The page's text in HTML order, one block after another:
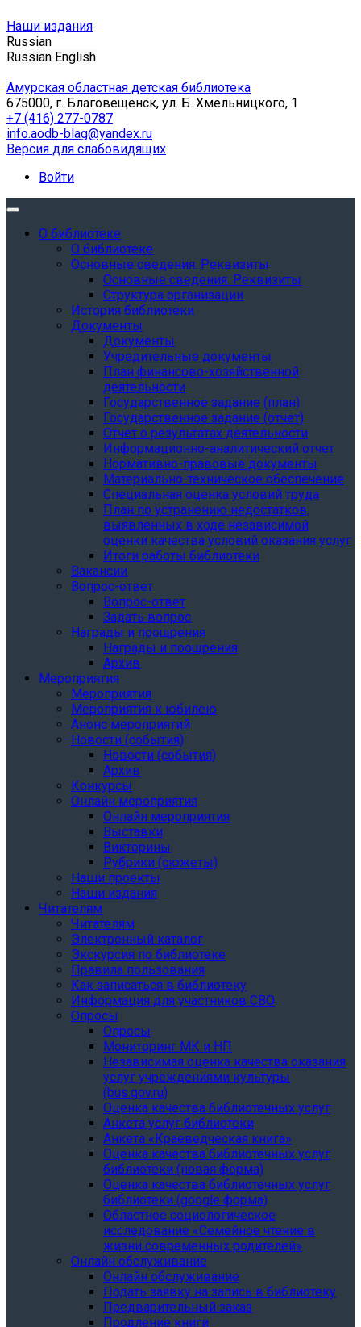
Наши издания
Russian
Russian English
Амурская областная детская библиотека
675000, г. Благовещенск, ул. Б. Хмельницкого, 1
+7 (416) 277-0787
info.aodb-blag@yandex.ru
Версия для слабовидящих
Войти
О библиотеке
О библиотеке
Основные сведения. Реквизиты
Основные сведения. Реквизиты
Структура организации
История библиотеки
Документы
Документы
Учредительные документы
План финансово-хозяйственной
деятельности
Государственное задание (план)
Государственное задание (отчет)
Отчет о результатах деятельности
Информационно-аналитический отчет
Нормативно-правовые документы
Материально-техническое обеспечение
Специальная оценка условий труда
План по устранению недостатков,
выявленных в ходе независимой
оценки качества условий оказания услуг
Итоги работы библиотеки
Вакансии
Вопрос-ответ
Вопрос-ответ
Задать вопрос
Награды и поощрения
Награды и поощрения
Архив
Мероприятия
Мероприятия
Мероприятия к юбилею
Анонс мероприятий
Новости (события)
Новости (события)
Архив
Конкурсы
Онлайн мероприятия
Онлайн мероприятия
Выставки
Викторины
Рубрики (сюжеты)
Наши проекты
Наши издания
Читателям
Читателям
Электронный каталог
Экскурсия по библиотеке
Правила пользования
Как записаться в библиотеку
Информация для участников СВО
Опросы
Опросы
Мониторинг МК и НП
Независимая оценка качества оказания
услуг учреждениями культуры
(bus.gov.ru)
Оценка качества библиотечных услуг
Анкета услуг библиотеки
Анкета «Краеведческая книга»
Oценка качества библиотечных услуг
библиотеки (новая форма)
Oценка качества библиотечных услуг
библиотеки (google форма)
Областное социологическое
исследование «Семейное чтение в
жизни современных родителей»
Онлайн обслуживание
Онлайн обслуживание
Подать заявку на запись в библиотеку
Предварительный заказ
Продление книги